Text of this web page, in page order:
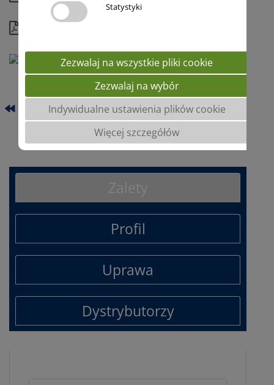
CONFORTE
ZOLLERNPERLE
Profil
Uprawa
Dystrybutorzy
Statystyki
Zezwalaj na wszystkie pliki cookie
Zezwalaj na wybór
Indywidualne ustawienia plików cookie
Więcej szczegółów